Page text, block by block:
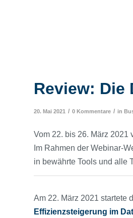
Review: Die
20. Mai 2021 / 0 Kommentare / in
Vom 22. bis 26. März 2021
Im Rahmen der Webinar-
in bewährte Tools und alle
Am 22. März 2021 startete
Effizienzsteigerung im